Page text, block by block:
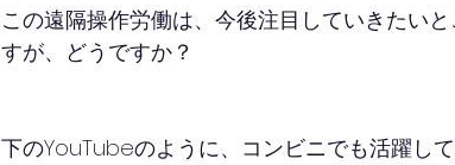
この遠隔操作労働は、今後注目していきたい
すが、どうですか？
下のYouTubeのように、コンビニでも活躍して